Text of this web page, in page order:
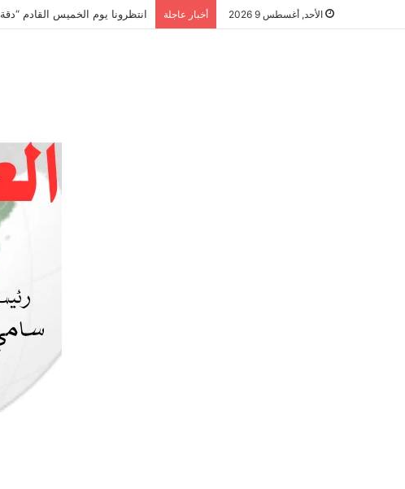
الأحد, أغسطس 9 2026 أخبار عاجلة انتظرونا يوم الخميس القادم